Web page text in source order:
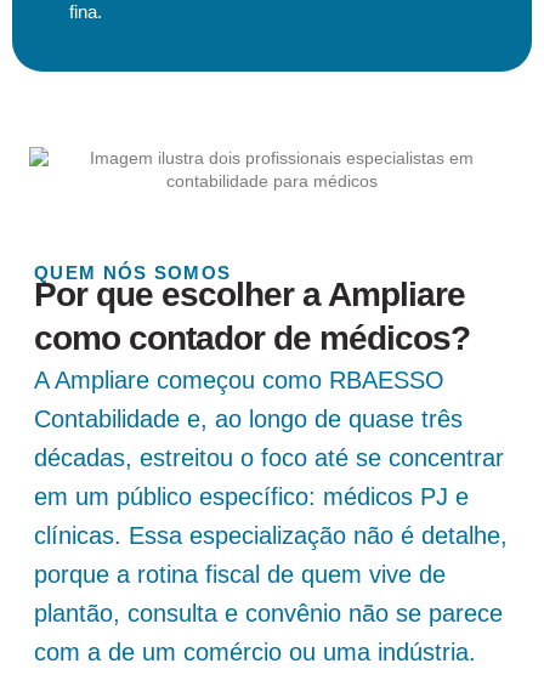
fina.
QUEM NÓS SOMOS
Por que escolher a Ampliare
como contador de médicos?
A Ampliare começou como RBAESSO
Contabilidade e, ao longo de quase três
décadas, estreitou o foco até se concentrar
em um público específico: médicos PJ e
clínicas. Essa especialização não é detalhe,
porque a rotina fiscal de quem vive de
plantão, consulta e convênio não se parece
com a de um comércio ou uma indústria.